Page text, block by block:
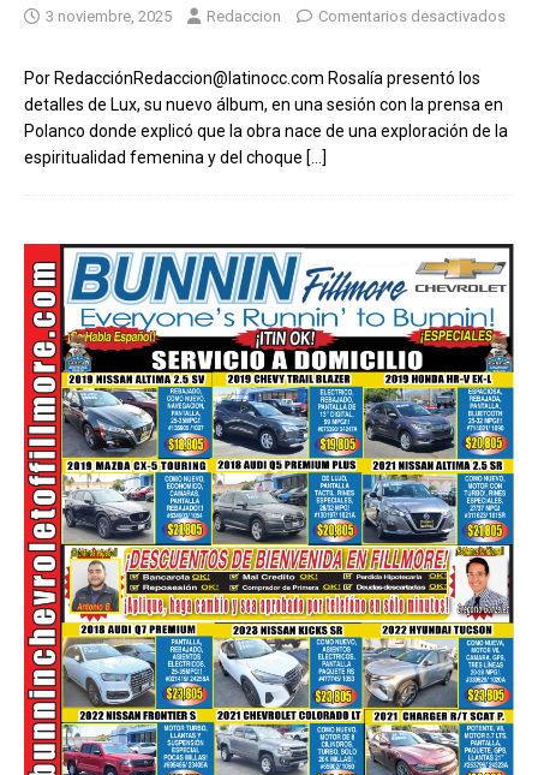
3 noviembre, 2025 Redaccion Comentarios desactivados
Por RedacciónRedaccion@latinocc.com Rosalía presentó los
detalles de Lux, su nuevo álbum, en una sesión con la prensa en
Polanco donde explicó que la obra nace de una exploración de la
espiritualidad femenina y del choque […]